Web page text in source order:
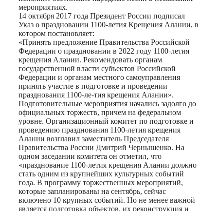
мероприятиях.
14 октября 2017 года Президент России подписал
Указ о праздновании 1100-летия Крещения Алании, в
котором постановляет:
«Принять предложение Правительства Российской
Федерации о праздновании в 2022 году 1100-летия
крещения Алании. Рекомендовать органам
государственной власти субъектов Российской
Федерации и органам местного самоуправления
принять участие в подготовке и проведении
празднования 1100-ле-тия крещения Алании».
Подготовительные мероприятия начались задолго до
официальных торжеств, причем на федеральном
уровне. Организационный комитет по подготовке и
проведению празднования 1100-летия крещения
Алании возглавил заместитель Председателя
Правительства России Дмитрий Чернышенко. На
одном заседании комитета он отметил, что
«празднование 1100-летия крещения Алании должно
стать одним из крупнейших культурных событий
года. В программу торжественных мероприятий,
которые запланированы на сентябрь, сейчас
включено 10 крупных событий. Но не менее важной
является подготовка объектов, их реконструкция и